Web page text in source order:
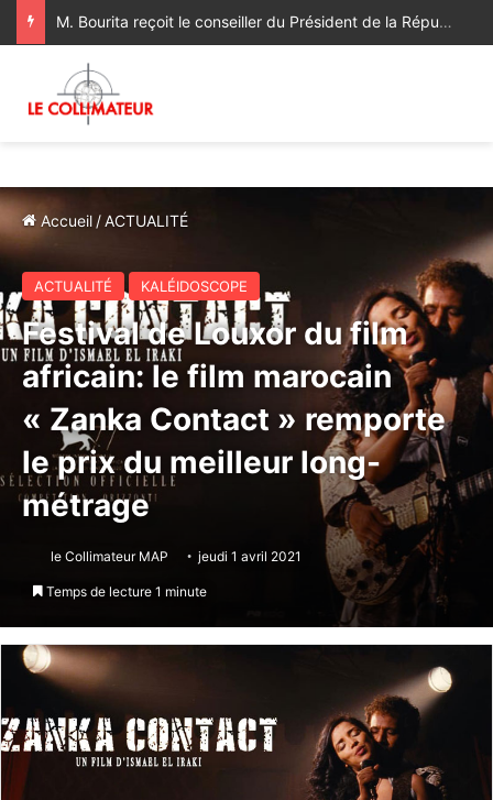
M. Bourita reçoit le conseiller du Président de la République de Roumanie, porteur d’un message adressé à SM le Roi
Accueil /ACTUALITÉ
ACTUALITÉ KALÉIDOSCOPE
Festival de Louxor du film
africain: le film marocain
« Zanka Contact » remporte
le prix du meilleur long-
métrage
le Collimateur MAP jeudi 1 avril 2021
Temps de lecture 1 minute